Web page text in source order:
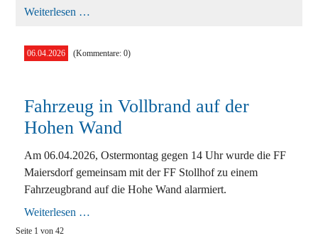
Weiterlesen …
06.04.2026 (Kommentare: 0)
Fahrzeug in Vollbrand auf der
Hohen Wand
Am 06.04.2026, Ostermontag gegen 14 Uhr wurde die FF
Maiersdorf gemeinsam mit der FF Stollhof zu einem
Fahrzeugbrand auf die Hohe Wand alarmiert.
Weiterlesen …
Seite 1 von 42